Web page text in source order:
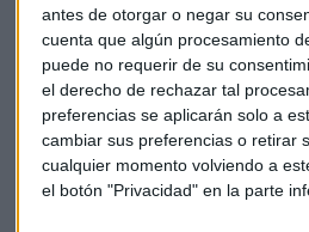
antes de otorgar o negar su
cuenta que algún procesamiento
puede no requerir de su
el derecho de rechazar tal
preferencias se aplicarán solo a
cambiar sus preferencias o retirar
cualquier momento volviendo a
el botón "Privacidad" en la parte
Sumar a todo tipo de colectivos
diferentes capacidadesen este
consolidarse dentro del circuito
celebran tanto a nivel local como
objetivos principales que
TerreRugby.